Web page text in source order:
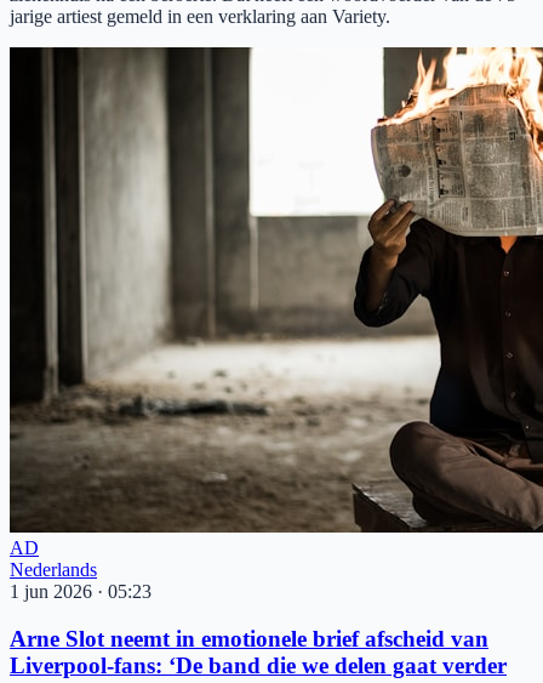
jarige artiest gemeld in een verklaring aan Variety.
AD
Nederlands
1 jun 2026 · 05:23
Arne Slot neemt in emotionele brief afscheid van
Liverpool-fans: ‘De band die we delen gaat verder